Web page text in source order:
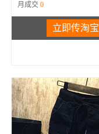
月成交 0
立即传淘宝